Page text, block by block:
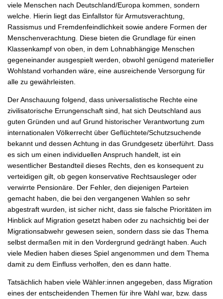
viele Menschen nach Deutschland/Europa kommen, sondern
welche. Hierin liegt das Einfallstor für Armutsverachtung,
Rassismus und Fremdenfeindlichkeit sowie andere Formen der
Menschenverachtung. Diese bieten die Grundlage für einen
Klassenkampf von oben, in dem Lohnabhängige Menschen
gegeneinander ausgespielt werden, obwohl genügend materieller
Wohlstand vorhanden wäre, eine ausreichende Versorgung für
alle zu gewährleisten.
Der Anschauung folgend, dass universalistische Rechte eine
zivilisatorische Errungenschaft sind, hat sich Deutschland aus
guten Gründen und auf Grund historischer Verantwortung zum
internationalen Völkerrecht über Geflüchtete/Schutzsuchende
bekannt und dessen Achtung in das Grundgesetz überführt. Dass
es sich um einen individuellen Anspruch handelt, ist ein
wesentlicher Bestandteil dieses Rechts, den es konsequent zu
verteidigen gilt, ob gegen konservative Rechtsausleger oder
verwirrte Pensionäre. Der Fehler, den diejenigen Parteien
gemacht haben, die bei den vergangenen Wahlen so sehr
abgestraft wurden, ist sicher nicht, dass sie falsche Prioritäten im
Hinblick auf Migration gesetzt haben oder zu nachsichtig bei der
Migrationsabwehr gewesen seien, sondern dass sie das Thema
selbst dermaßen mit in den Vordergrund gedrängt haben. Auch
viele Medien haben dieses Spiel angenommen und dem Thema
damit zu dem Einfluss verholfen, den es dann hatte.
Tatsächlich haben viele Wähler:innen angegeben, dass Migration
eines der entscheidenden Themen für ihre Wahl war, bzw. dass